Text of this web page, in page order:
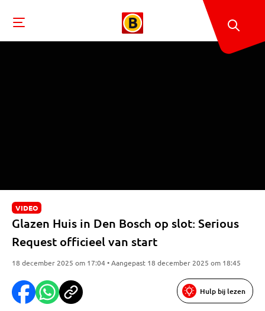
VIDEO
Glazen Huis in Den Bosch op slot: Serious
Request officieel van start
18 december 2025 om 17:04 • Aangepast 18 december 2025 om 18:45
Hulp bij lezen